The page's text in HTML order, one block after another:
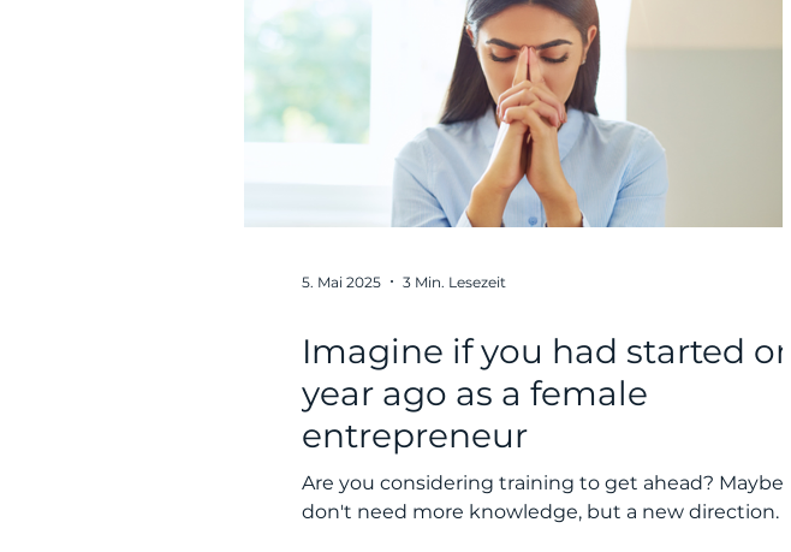
Imagine if you had started
year ago as a female
entrepreneur
Are you considering training to get ahead? Maybe
don't need more knowledge, but a new direction.
5. Mai 2025 3 Min. Lesezeit